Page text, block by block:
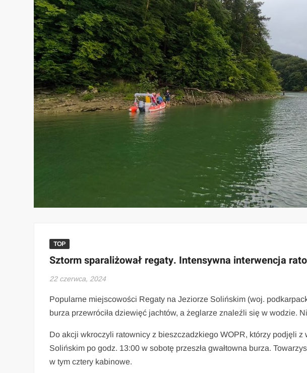
TOP
Sztorm sparaliżował regaty. Intensywna interwencja
22 czerwca, 2024
Popularne miejscowości Regaty na Jeziorze Solińskim (woj.
burza przewróciła dziewięć jachtów, a żeglarze znaleźli się w wodzie.
Do akcji wkroczyli ratownicy z bieszczadzkiego WOPR, którzy podjęli
Solińskim po godz. 13:00 w sobotę przeszła gwałtowna burza.
w tym cztery kabinowe.